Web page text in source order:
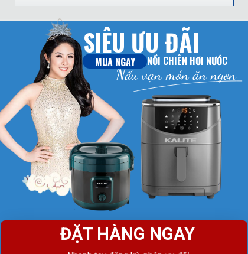
SIÊU ƯU ĐÃI
NỒI CHIÊN HƠI NƯỚC
MUA NGAY
Nấu vạn món ăn ngon
ĐẶT HÀNG NGAY